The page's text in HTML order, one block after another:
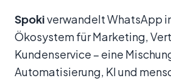
Spokiverwandelt WhatsApp
Ökosystem für Marketing,
Kundenservice – eine
Automatisierung, KI und